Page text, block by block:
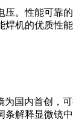
。性能可靠
机的优质性
国内首创，
解释显微镜